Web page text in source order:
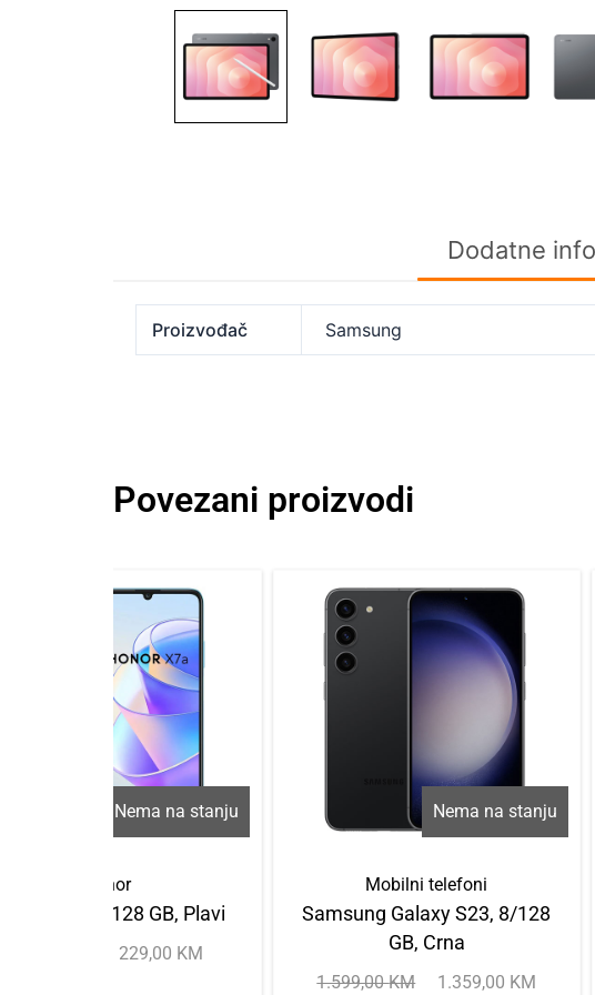
Dodatne
Proizvođač Samsung
Povezani proizvodi
Nema na stanju
Honor
X7a, 4/128 GB, Plavi
229,00 KM
Nema na stanju
Mobilni telefoni
Samsung Galaxy S23, 8/128
GB, Crna
1.599,00KM 1.359,00 KM